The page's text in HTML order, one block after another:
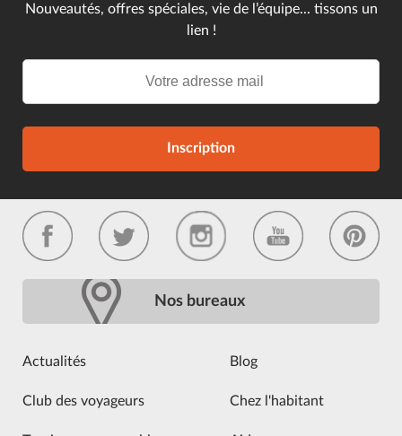
Nouveautés, offres spéciales, vie de l’équipe... tissons un
lien !
Inscription
Nos bureaux
Actualités Blog
Club des voyageurs Chez l'habitant